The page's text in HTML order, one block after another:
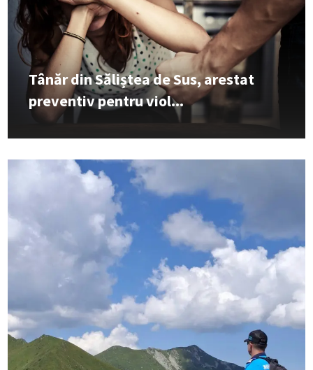
Tânăr din Săliștea de Sus, arestat
preventiv pentru viol...